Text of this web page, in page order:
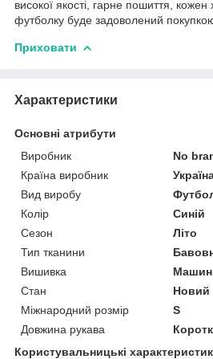
високої якості, гарне пошиття,
футболку буде задоволений
Приховати
Характеристики
Основні атрибути
Виробник
No
Країна виробник
Вид виробу
Колір
Синій
Сезон
Літо
Тип тканини
Вишивка
Стан
Новий
Міжнародний розмір
S
Довжина рукава
Користувальницькі